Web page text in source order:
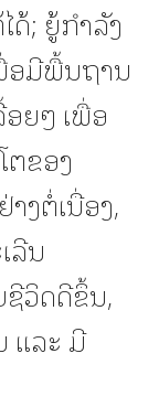
ດ້; ຍູ້ກຳລັງ
ອມີພື້ນຖານ
ຍໆ ເພື່ອ
ຂອງ
ງຕໍ່ເນື່ອງ,
ລີນ
ວິດດີຂຶ້ນ,
ແລະ ມີ